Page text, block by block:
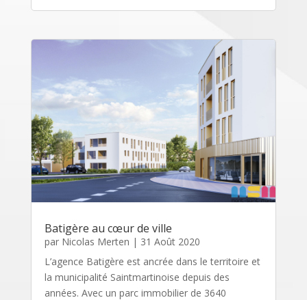
Batigère au cœur de ville
par Nicolas Merten | 31 Août 2020
L’agence Batigère est ancrée dans le territoire et
la municipalité Saintmartinoise depuis des
années. Avec un parc immobilier de 3640